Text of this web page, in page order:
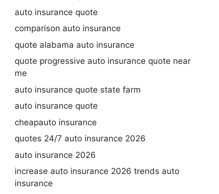
auto insurance quote
comparison auto insurance
quote alabama auto insurance
quote progressive auto insurance quote near
me
auto insurance quote state farm
auto insurance quote
cheapauto insurance
quotes 24/7 auto insurance 2026
auto insurance 2026
increase auto insurance 2026 trends auto
insurance